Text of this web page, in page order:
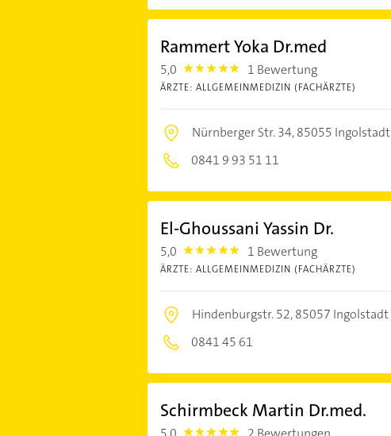
Rammert Yoka Dr.med
5,0 5.0 1 Bewertung
ÄRZTE: ALLGEMEINMEDIZIN (FACHÄRZTE)
Nürnberger Str. 34,85055 Ingolstadt
0841 9 93 51 11
El-Ghoussani Yassin Dr.
5,0 5.0 1 Bewertung
ÄRZTE: ALLGEMEINMEDIZIN (FACHÄRZTE)
Hindenburgstr. 52,85057 Ingolstadt
0841 45 61
Schirmbeck Martin Dr.med.